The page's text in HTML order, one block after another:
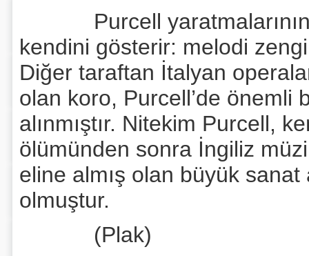
Purcell yaratmalarının
kendini gösterir: melodi
Diğer taraftan İtalyan
olan koro, Purcell’de önemli
alınmıştır. Nitekim Purcell,
ölümünden sonra İngiliz
eline almış olan büyük sanat
olmuştur.
(Plak)